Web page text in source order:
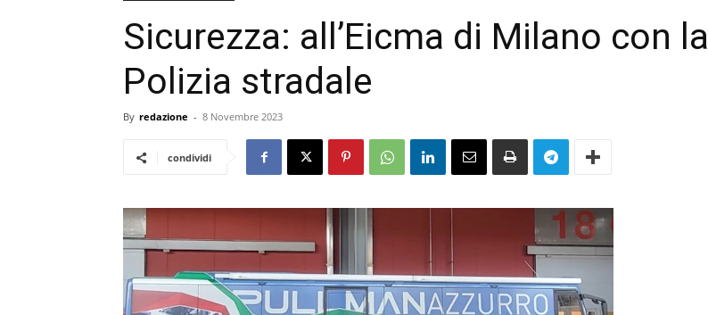
Sicurezza: all’Eicma di Milano con la
Polizia stradale
By redazione - 8 Novembre 2023
condividi